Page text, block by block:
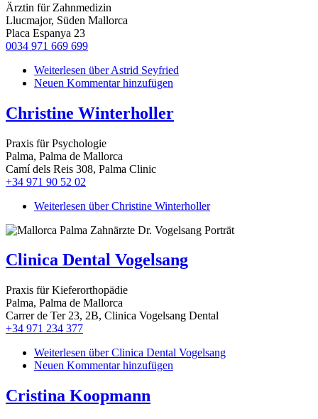
Ärztin für Zahnmedizin
Llucmajor, Süden Mallorca
Placa Espanya 23
0034 971 669 699
Weiterlesen über Astrid Seyfried
Neuen Kommentar hinzufügen
Christine Winterholler
Praxis für Psychologie
Palma, Palma de Mallorca
Camí dels Reis 308, Palma Clinic
+34 971 90 52 02
Weiterlesen über Christine Winterholler
Clinica Dental Vogelsang
Praxis für Kieferorthopädie
Palma, Palma de Mallorca
Carrer de Ter 23, 2B, Clinica Vogelsang Dental
+34 971 234 377
Weiterlesen über Clinica Dental Vogelsang
Neuen Kommentar hinzufügen
Cristina Koopmann